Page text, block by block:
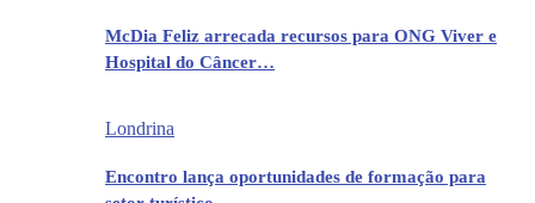
McDia Feliz arrecada recursos para ONG Viver e
Hospital do Câncer…
Londrina
Encontro lança oportunidades de formação para